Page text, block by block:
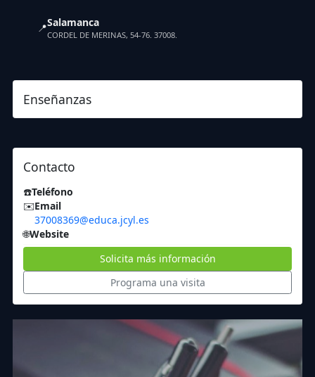
📍Salamanca
CORDEL DE MERINAS, 54-76. 37008.
Enseñanzas
Contacto
☎️Teléfono
✉️Email
37008369@educa.jcyl.es
🌐Website
Solicita más información
Programa una visita